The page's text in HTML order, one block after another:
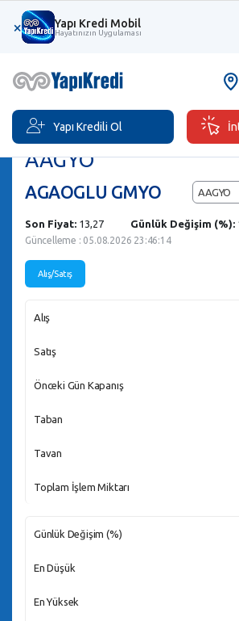
× Yapı Kredi Mobil
Hayatınızın Uygulaması
Yapı Kredili Ol Hisse Senedi Al/Sat
AAGYO
AGAOGLU GMYO AAGYO
Son Fiyat: 13,27 Günlük Değişim (%):
Güncelleme : 05.08.2026 23:46:14
Alış/Satış
Alış
Satış
Önceki Gün Kapanış
Taban
Tavan
Toplam İşlem Miktarı
Günlük Değişim (%)
En Düşük
En Yüksek